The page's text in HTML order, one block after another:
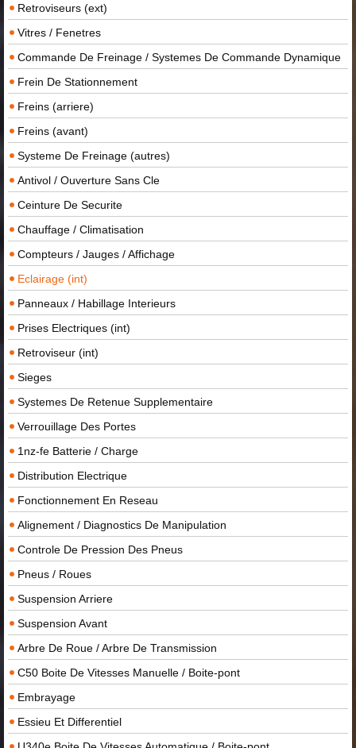
Retroviseurs (ext)
Vitres / Fenetres
Commande De Freinage / Systemes De Commande Dynamique
Frein De Stationnement
Freins (arriere)
Freins (avant)
Systeme De Freinage (autres)
Antivol / Ouverture Sans Cle
Ceinture De Securite
Chauffage / Climatisation
Compteurs / Jauges / Affichage
Eclairage (int)
Panneaux / Habillage Interieurs
Prises Electriques (int)
Retroviseur (int)
Sieges
Systemes De Retenue Supplementaire
Verrouillage Des Portes
1nz-fe Batterie / Charge
Distribution Electrique
Fonctionnement En Reseau
Alignement / Diagnostics De Manipulation
Controle De Pression Des Pneus
Pneus / Roues
Suspension Arriere
Suspension Avant
Arbre De Roue / Arbre De Transmission
C50 Boite De Vitesses Manuelle / Boite-pont
Embrayage
Essieu Et Differentiel